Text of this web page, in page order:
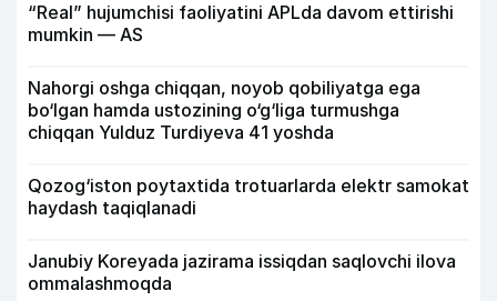
“Real” hujumchisi faoliyatini APLda davom ettirishi
mumkin — AS
Nahorgi oshga chiqqan, noyob qobiliyatga ega
bo‘lgan hamda ustozining o‘g‘liga turmushga
chiqqan Yulduz Turdiyeva 41 yoshda
Qozog‘iston poytaxtida trotuarlarda elektr samokat
haydash taqiqlanadi
Janubiy Koreyada jazirama issiqdan saqlovchi ilova
ommalashmoqda